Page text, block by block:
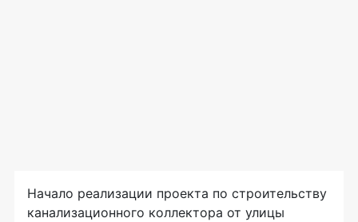
Начало реализации проекта по строительству
канализационного коллектора от улицы